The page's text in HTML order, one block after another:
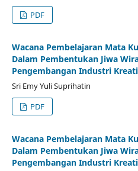
PDF
Wacana Pembelajaran Mata
Dalam Pembentukan Jiwa
Pengembangan Industri
Sri Emy Yuli Suprihatin
PDF
Wacana Pembelajaran Mata
Dalam Pembentukan Jiwa
Pengembangan Industri